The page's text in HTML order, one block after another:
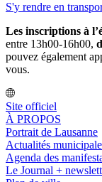
S'y rendre en
Les inscriptions à
entre 13h00-16h00,
pouvez également
vous.
Site officiel
À PROPOS
Portrait de Lausanne
Actualités
Agenda des
Le Journal +